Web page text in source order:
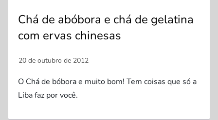
Chá de abóbora e chá de gelatina
com ervas chinesas
O Chá de bóbora e muito bom! Tem coisas que só a
Liba faz por você.